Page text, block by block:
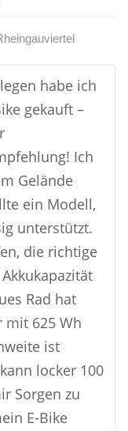
habe ich
gekauft –
Ich
Gelände
ein Modell,
unterstützt.
die richtige
Rad hat
mit 625 Wh
ist
locker 100
Sorgen zu
E-Bike